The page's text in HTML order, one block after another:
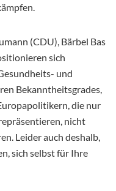
(CDU), Bärbel Bas
sich
und
Bekanntheitsgrades,
die nur
nicht
Leider auch deshalb,
sich selbst für Ihre